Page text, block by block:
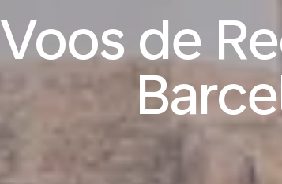
Voos de